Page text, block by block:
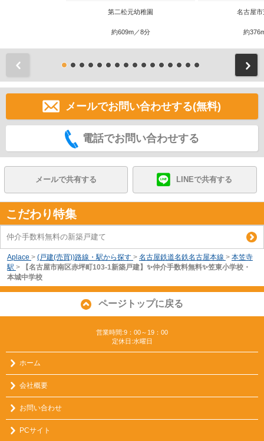
第二松元幼稚園
約609m／8分
名古屋
約
メールでお問い合わせする(無料)
電話でお問い合わせする
メールで共有する LINEで共有する
こだわり特集
仲介手数料無料の新築戸建て
Aplace > (戸建(売買))路線・駅から探す > 名古屋鉄道名鉄名古屋本線 > 本笠寺
駅 >
【名古屋市南区赤坪町103-1新築戸建】✨️仲介手数料無料✨️笠東小学校・
本城中学校
ページトップに戻る
営業時間:9：00～19：00
定休日:水曜日
ホーム
会社概要
お問い合わせ
PCサイト